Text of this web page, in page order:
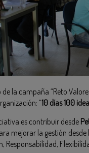
la campaña “Reto
“10 días 100
es contribuir desde
mejorar la gestión
Responsabilidad,